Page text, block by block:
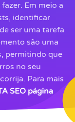
Em meio a
identificar
ser uma tarefa
são uma
permitindo que
no seu
Para mais
SEO página